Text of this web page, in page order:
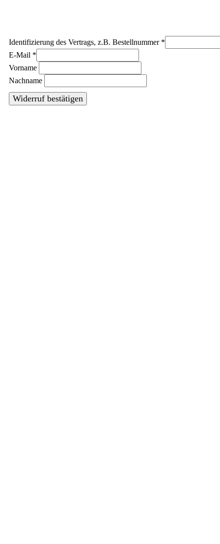
Identifizierung des Vertrags, z.B. Bestellnummer *
E-Mail *
E-
Mail
(wiederholen)*
Vorname
Nachname
Widerruf bestätigen